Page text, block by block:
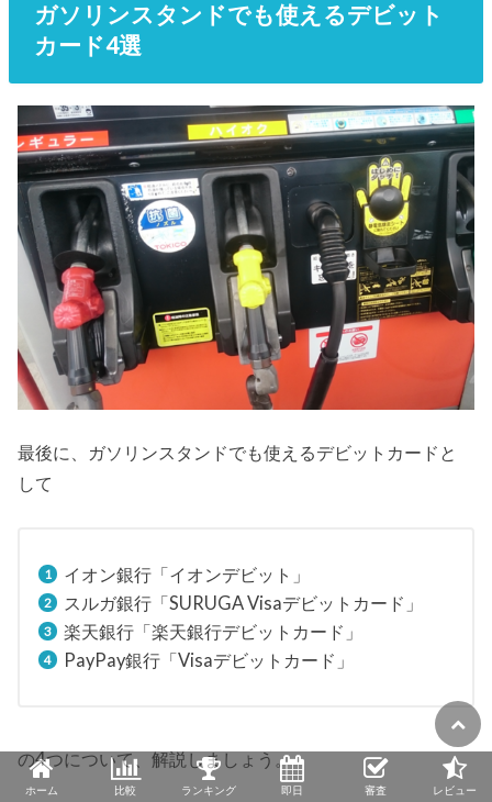
ガソリンスタンドでも使えるデビット
カード4選
最後に、ガソリンスタンドでも使えるデビットカードと
して
イオン銀行「イオンデビット」
スルガ銀行「SURUGA Visaデビットカード」
楽天銀行「楽天銀行デビットカード」
PayPay銀行「Visaデビットカード」
の4つについて、解説しましょう。
ホーム 比較 ランキング 即日 審査 レビュー